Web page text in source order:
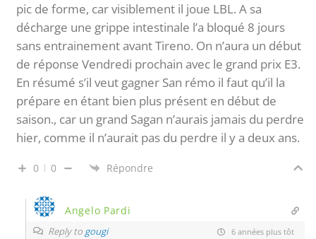
pic de forme, car visiblement il joue LBL. A sa
décharge une grippe intestinale l’a bloqué 8 jours
sans entrainement avant Tireno. On n’aura un début
de réponse Vendredi prochain avec le grand prix E3.
En résumé s’il veut gagner San rémo il faut qu’il la
prépare en étant bien plus présent en début de
saison., car un grand Sagan n’aurais jamais du perdre
hier, comme il n’aurait pas du perdre il y a deux ans.
0 0 Répondre
Angelo Pardi
Reply to gougi 6 années plus tôt